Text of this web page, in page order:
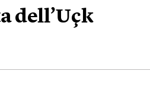
dell’Uçk